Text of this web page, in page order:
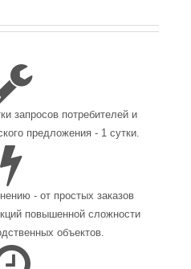
запросов потребителей и
предложения - 1 сутки.
- от простых заказов
повышенной сложности
объектов.